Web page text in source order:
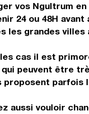
vos Ngultrum
24 ou 48H
les grandes
cas il est
qui peuvent être
proposent parfois
aussi vouloir